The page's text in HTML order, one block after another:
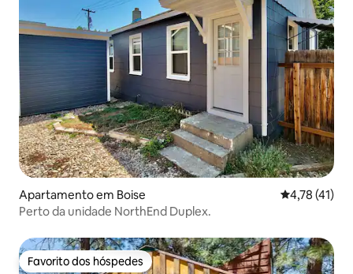
Apartamento em Boise
4,78 (41)
Perto da unidade NorthEnd Duplex.
Favorito dos hóspedes
Favorito dos hóspedes